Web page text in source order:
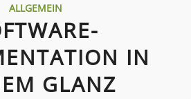
ALLGEMEIN
IN
GLANZ